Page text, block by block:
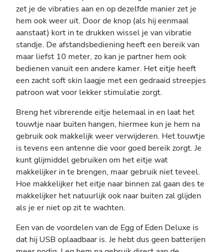
zet je de vibraties aan en op dezelfde manier zet je
hem ook weer uit. Door de knop (als hij eenmaal
aanstaat) kort in te drukken wissel je van vibratie
standje. De afstandsbediening heeft een bereik van
maar liefst 10 meter, zo kan je partner hem ook
bedienen vanuit een andere kamer. Het eitje heeft
een zacht soft skin laagje met een gedraaid streepjes
patroon wat voor lekker stimulatie zorgt.
Breng het vibrerende eitje helemaal in en laat het
touwtje naar buiten hangen, hiermee kun je hem na
gebruik ook makkelijk weer verwijderen. Het touwtje
is tevens een antenne die voor goed bereik zorgt. Je
kunt glijmiddel gebruiken om het eitje wat
makkelijker in te brengen, maar gebruik niet teveel.
Hoe makkelijker het eitje naar binnen zal gaan des te
makkelijker het natuurlijk ook naar buiten zal glijden
als je er niet op zit te wachten.
Een van de voordelen van de Egg of Eden Deluxe is
dat hij USB oplaadbaar is. Je hebt dus geen batterijen